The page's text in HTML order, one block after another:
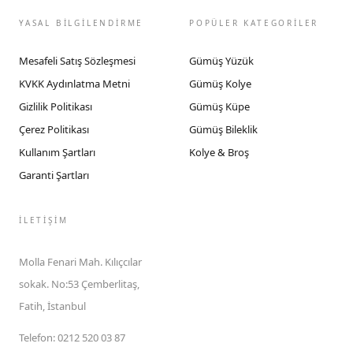
YASAL BİLGİLENDİRME
Mesafeli Satış Sözleşmesi
KVKK Aydınlatma Metni
Gizlilik Politikası
Çerez Politikası
Kullanım Şartları
Garanti Şartları
POPÜLER KATEGORİLER
Gümüş Yüzük
Gümüş Kolye
Gümüş Küpe
Gümüş Bileklik
Kolye & Broş
İLETIŞIM
Molla Fenari Mah. Kılıçcılar
sokak. No:53 Çemberlitaş,
Fatih, İstanbul
Telefon:0212 520 03 87